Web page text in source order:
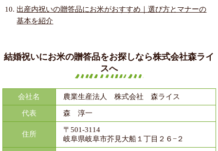
出産内祝いの贈答品にお米がおすすめ｜選び方とマナーの
基本を紹介
結婚祝いにお米の贈答品をお探しなら株式会社森ライ
スへ
会社名 農業生産法人 株式会社 森ライス
代表 森 淳一
住所
〒501-3114
岐阜県岐阜市芥見大船１丁目２６−２